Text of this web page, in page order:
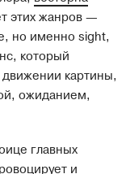
этих жанров —
но именно sight,
который
картины,
ожиданием,
главных
и